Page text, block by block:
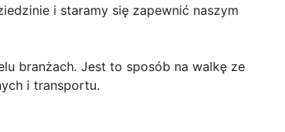
i staramy się zapewnić naszym
branżach. Jest to sposób na walkę ze
i transportu.